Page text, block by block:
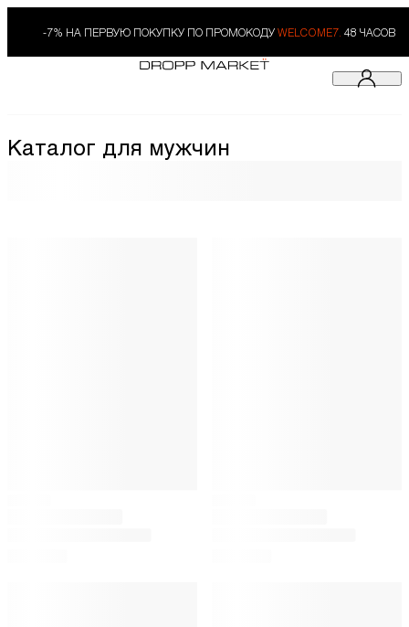
-7% НА ПЕРВУЮ ПОКУПКУ ПО ПРОМОКОДУ WELCOME7. 48 ЧАСОВ
Каталог для мужчин